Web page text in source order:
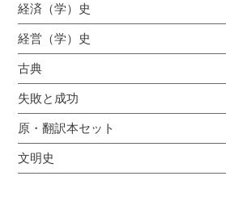
経済（学）史
経営（学）史
古典
失敗と成功
原・翻訳本セット
文明史